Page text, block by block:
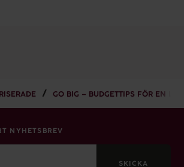
GO BIG – BUDGETTIPS FÖR EN
NYHETSBREV
SKICKA